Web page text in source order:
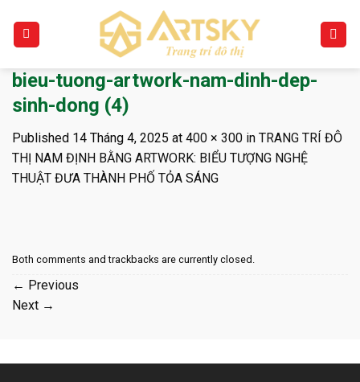
content
bieu-tuong-artwork-nam-dinh-dep-
sinh-dong (4)
Published 14 Tháng 4, 2025 at 400 × 300 in TRANG TRÍ ĐÔ
THỊ NAM ĐỊNH BẰNG ARTWORK: BIỂU TƯỢNG NGHỆ
THUẬT ĐƯA THÀNH PHỐ TỎA SÁNG
Both comments and trackbacks are currently closed.
← Previous
Next →